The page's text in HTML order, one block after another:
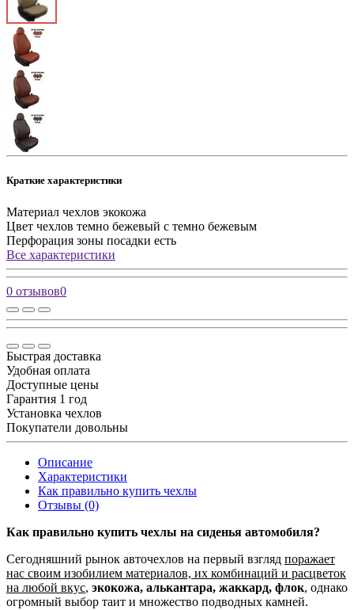
Краткие характеристики
Материал чехлов экокожа
Цвет чехлов темно бежевый с темно бежевым
Перфорация зоны посадки есть
Все характеристики
0 отзывов0
Быстрая доставка
Удобная оплата
Доступные цены
Гарантия 1 год
Установка чехлов
Покупатели довольны
Описание
Характеристики
Как правильно купить чехлы
Отзывы (0)
Как правильно купить чехлы на сиденья автомобиля?
Сегодняшний рынок авточехлов на первый взгляд поражает
нас своим изобилием материалов, их комбинаций и расцветок
на любой вкус, экокожа, алькантара, жаккард, флок, однако
огромный выбор таит и множество подводных камней.